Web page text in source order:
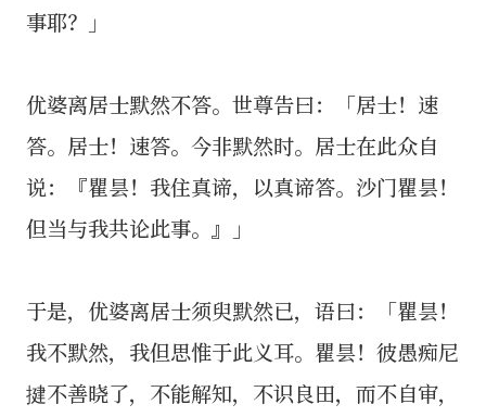
事耶？」
优婆离居士默然不答。世尊告曰：「居士！速
答。居士！速答。今非默然时。居士在此众自
说：『瞿昙！我住真谛，以真谛答。沙门瞿昙！
但当与我共论此事。』」
于是，优婆离居士须臾默然已，语曰：「瞿昙！
我不默然，我但思惟于此义耳。瞿昙！彼愚痴尼
揵不善晓了，不能解知，不识良田，而不自审，